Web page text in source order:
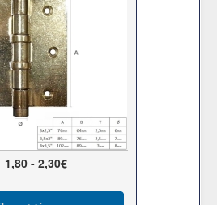
1,80 - 2,30€